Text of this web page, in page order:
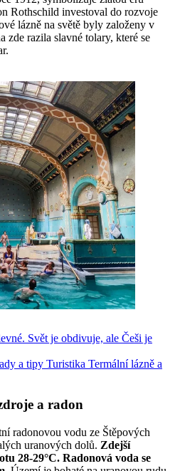
Rothschild investoval do rozvoje
lázně na světě byly založeny v
zde razila slavné tolary, které se
Svět je obdivuje, ale Češi je
a tipy Turistika Termální lázně a
a radon
radonovou vodu ze Štěpových
uranových dolů. Zdejší
28-29°C. Radonová voda se